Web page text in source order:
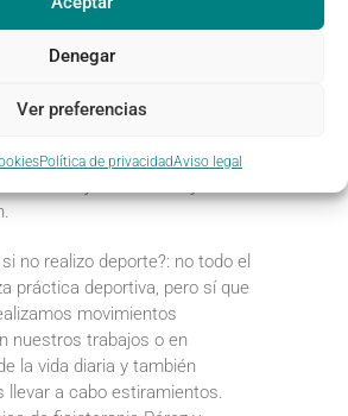
Denegar
Ver preferencias
Política de privacidadAviso legal
e intensos), para así
y prepararla para el
práctica deportiva:
conseguir relajación en sus
no realizo deporte?: no todo el
práctica deportiva, pero sí que
movimientos
nuestros trabajos o en
la vida diaria y también
llevar a cabo estiramientos.